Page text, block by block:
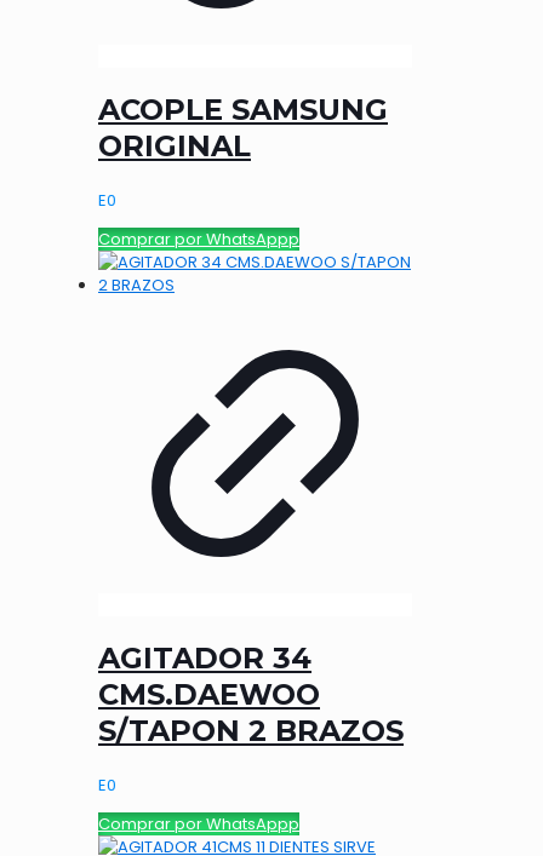
ACOPLE SAMSUNG
ORIGINAL
E0
Comprar por WhatsAppp
AGITADOR 34
CMS.DAEWOO
S/TAPON 2 BRAZOS
E0
Comprar por WhatsAppp